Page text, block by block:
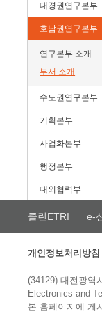
대경권연구본부
호남권연구본부
연구본부 소개
부서 소개
수도권연구본부
기획본부
사업화본부
행정본부
대외협력부
클린ETRI e-
개인정보처리방침
(34129) 대전광역
Electronics and
본 홈페이지에 게